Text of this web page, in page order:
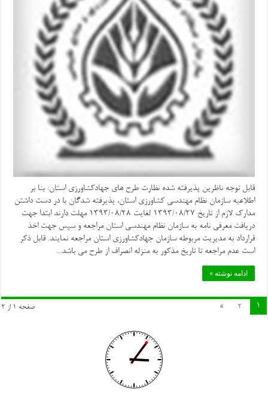
قابل توجه ناظرین پذیرفته شده نظارت طرح های جهادکشاورزی استان: بنا بر
اطلاعیه سازمان نظام مهندسی کشاورزی استان، پذیرفته شدگان با در دست داشتن
مدارک لازم از تاریخ 1393/08/27 لغایت 1393/08/28 مهلت دارند ابتدا جهت
دریافت معرفی نامه به سازمان نظام مهندسی استان مراجعه و سپس جهت اخذ
قرارداد به مدیریت مربوطه سازمان جهادکشاورزی استان مراجعه نمایند. قابل ذکر
است عدم مراجعه تا تاریخ مذکور به منزله انصراف از طرح می باشد...
ادامه نوشته »
صفحه 1 از 2 1
2
»